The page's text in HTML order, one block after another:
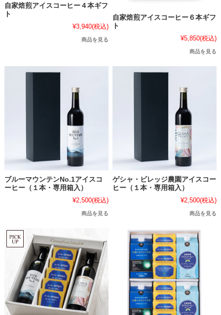
自家焙煎アイスコーヒー４本ギフ
ト
¥3,940(税込)
商品を見る
自家焙煎アイスコーヒー６本ギフ
ト
¥5,850(税込)
商品を見る
ブルーマウンテンNo.1アイスコ
ーヒー（１本・専用箱入）
¥2,500(税込)
商品を見る
ゲシャ・ビレッジ農園アイスコー
ヒー（１本・専用箱入）
¥2,500(税込)
商品を見る